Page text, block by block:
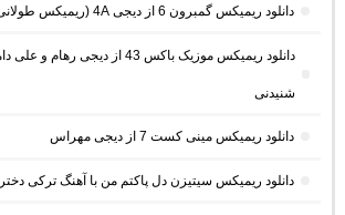
دانلود ریمیکس گمبرون 6 از دیجی 4A (ریمیکس طولانی شاد بندری جنوبی)
دانلود ریمیکس موزیک باکس 43 از دیجی
شنیدنی
دانلود ریمیکس مینی کست 7 از دیجی مهراس
دانلود ریمیکس سیتیزن دل پاکتم من با آهنگ ترکی